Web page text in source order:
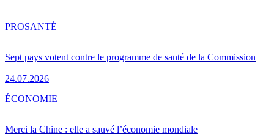
Sept pays votent contre le programme de santé de la Commission
24.07.2026
PROSANTÉ
Merci la Chine : elle a sauvé l’économie mondiale
ÉCONOMIE